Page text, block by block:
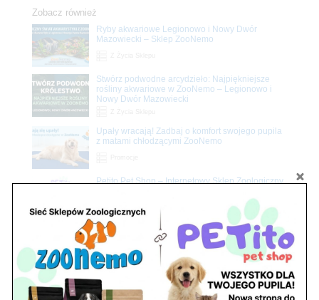
Zobacz również
Ryby akwariowe Legionowo i Nowy Dwór
Mazowiecki – Sklep ZooNemo
Stwórz podwodne arcydzieło: Najpiękniejsze
rośliny akwariowe w ZooNemo – Legionowo i
Nowy Dwór Mazowiecki
Upały wracają! Zadbaj o komfort swojego pupila
z matami chłodzącymi ZooNemo
Z Życia Sklepu
Petito Pet Shop – Internetowy Sklep Zoologiczny
Znajdź nas
Adres
05-120 Legionowo